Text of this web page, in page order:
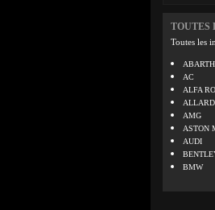
TOUTES
Toutes les
ABARTH
AC
ALFA
ALLARD
AMG
ASTON
AUDI
BMW